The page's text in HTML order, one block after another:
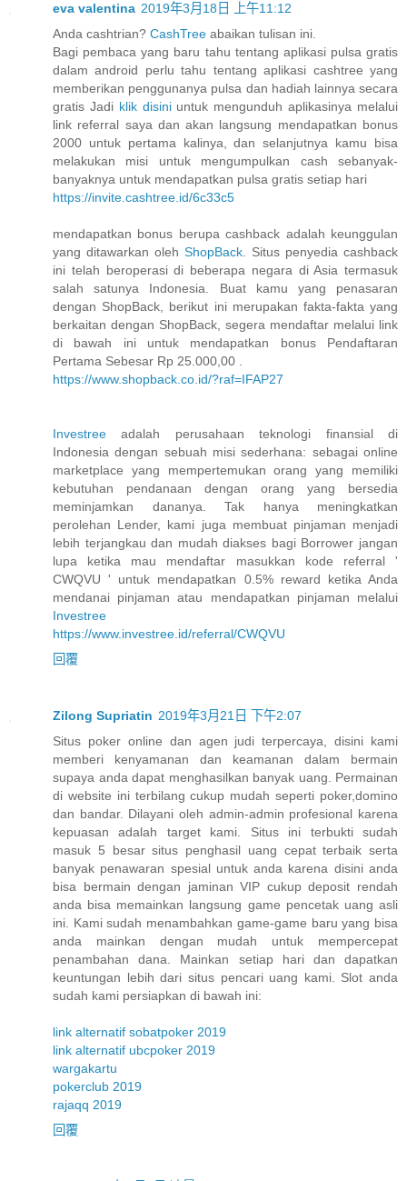
eva valentina 2019年3月18日 上午11:12
Anda cashtrian? CashTree abaikan tulisan ini.
Bagi pembaca yang baru tahu tentang aplikasi pulsa gratis
dalam android perlu tahu tentang aplikasi cashtree yang
memberikan penggunanya pulsa dan hadiah lainnya secara
gratis Jadi klik disiniuntuk mengunduh aplikasinya melalui
link referral saya dan akan langsung mendapatkan bonus
2000 untuk pertama kalinya, dan selanjutnya kamu bisa
melakukan misi untuk mengumpulkan cash sebanyak-
banyaknya untuk mendapatkan pulsa gratis setiap hari
https://invite.cashtree.id/6c33c5
mendapatkan bonus berupa cashback adalah keunggulan
yang ditawarkan oleh ShopBack . Situs penyedia cashback
ini telah beroperasi di beberapa negara di Asia termasuk
salah satunya Indonesia. Buat kamu yang penasaran
dengan ShopBack, berikut ini merupakan fakta-fakta yang
berkaitan dengan ShopBack, segera mendaftar melalui link
di bawah ini untuk mendapatkan bonus Pendaftaran
Pertama Sebesar Rp 25.000,00 .
https://www.shopback.co.id/?raf=IFAP27
Investree adalah perusahaan teknologi finansial di
Indonesia dengan sebuah misi sederhana: sebagai online
marketplace yang mempertemukan orang yang memiliki
kebutuhan pendanaan dengan orang yang bersedia
meminjamkan dananya. Tak hanya meningkatkan
perolehan Lender, kami juga membuat pinjaman menjadi
lebih terjangkau dan mudah diakses bagi Borrower jangan
lupa ketika mau mendaftar masukkan kode referral '
CWQVU ' untuk mendapatkan 0.5% reward ketika Anda
mendanai pinjaman atau mendapatkan pinjaman melalui
Investree
https://www.investree.id/referral/CWQVU
回覆
Zilong Supriatin 2019年3月21日 下午2:07
Situs poker online dan agen judi terpercaya, disini kami
memberi kenyamanan dan keamanan dalam bermain
supaya anda dapat menghasilkan banyak uang. Permainan
di website ini terbilang cukup mudah seperti poker,domino
dan bandar. Dilayani oleh admin-admin profesional karena
kepuasan adalah target kami. Situs ini terbukti sudah
masuk 5 besar situs penghasil uang cepat terbaik serta
banyak penawaran spesial untuk anda karena disini anda
bisa bermain dengan jaminan VIP cukup deposit rendah
anda bisa memainkan langsung game pencetak uang asli
ini. Kami sudah menambahkan game-game baru yang bisa
anda mainkan dengan mudah untuk mempercepat
penambahan dana. Mainkan setiap hari dan dapatkan
keuntungan lebih dari situs pencari uang kami. Slot anda
sudah kami persiapkan di bawah ini:
link alternatif sobatpoker 2019
link alternatif ubcpoker 2019
wargakartu
pokerclub 2019
rajaqq 2019
回覆